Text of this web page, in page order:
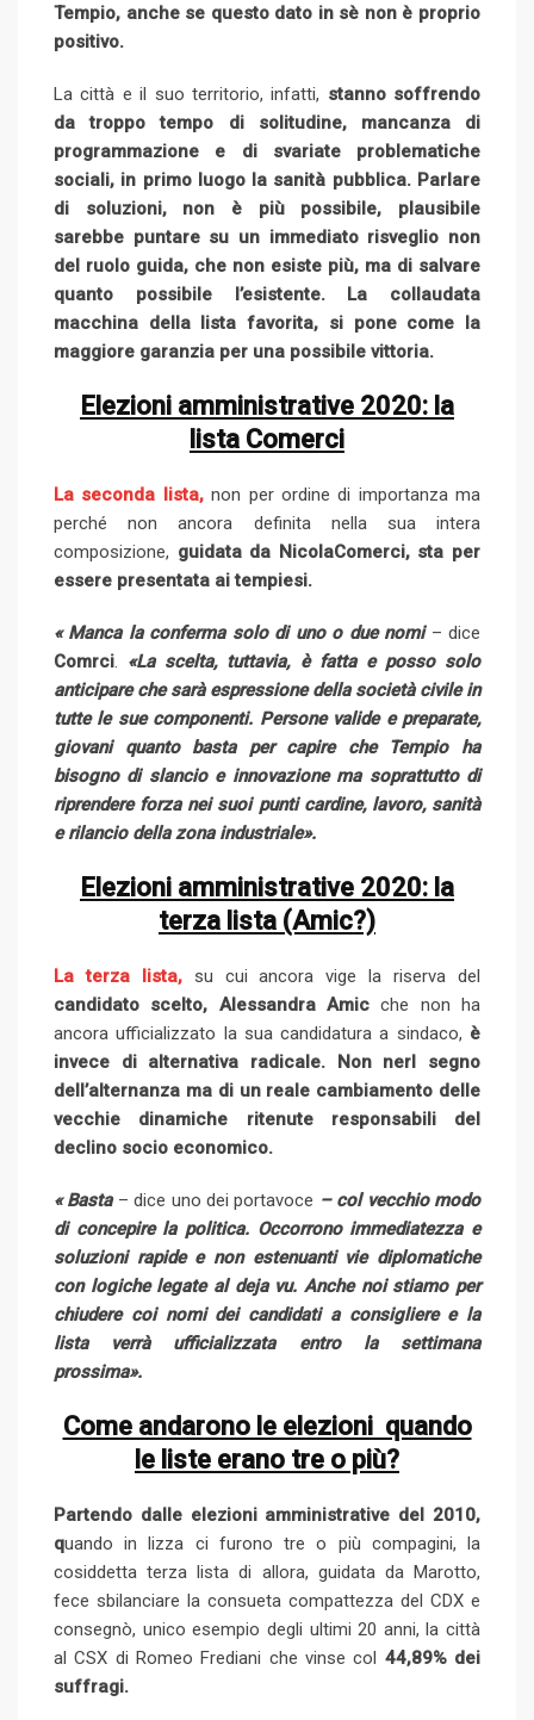
Tempio, anche se questo dato in sè non è proprio
positivo.
La città e il suo territorio, infatti, stanno soffrendo
da troppo tempo di solitudine, mancanza di
programmazione e di svariate problematiche
sociali, in primo luogo la sanità pubblica. Parlare
di soluzioni, non è più possibile, plausibile
sarebbe puntare su un immediato risveglio non
del ruolo guida, che non esiste più, ma di salvare
quanto possibile l’esistente. La collaudata
macchina della lista favorita, si pone come la
maggiore garanzia per una possibile vittoria.
Elezioni amministrative 2020: la
lista Comerci
La seconda lista, non per ordine di importanza ma
perché non ancora definita nella sua intera
composizione, guidata da NicolaComerci, sta per
essere presentata ai tempiesi.
« Manca la conferma solo di uno o due nomi – dice
Comrci. «La scelta, tuttavia, è fatta e posso solo
anticipare che sarà espressione della società civile in
tutte le sue componenti. Persone valide e preparate,
giovani quanto basta per capire che Tempio ha
bisogno di slancio e innovazione ma soprattutto di
riprendere forza nei suoi punti cardine, lavoro, sanità
e rilancio della zona industriale».
Elezioni amministrative 2020: la
terza lista (Amic?)
La terza lista,
su cui ancora vige la riserva del
candidato scelto, Alessandra Amic che non ha
ancora ufficializzato la sua candidatura a sindaco, è
invece di alternativa radicale. Non nerl segno
dell’alternanza ma di un reale cambiamento delle
vecchie dinamiche ritenute responsabili del
declino socio economico.
« Basta– dice uno dei portavoce – col vecchio modo
di concepire la politica. Occorrono immediatezza e
soluzioni rapide e non estenuanti vie diplomatiche
con logiche legate al deja vu. Anche noi stiamo per
chiudere coi nomi dei candidati a consigliere e la
lista verrà ufficializzata entro la settimana
prossima».
Come andarono le elezioni quando
le liste erano tre o più?
Partendo dalle elezioni amministrative del 2010,
quando in lizza ci furono tre o più compagini, la
cosiddetta terza lista di allora, guidata da Marotto,
fece sbilanciare la consueta compattezza del CDX e
consegnò, unico esempio degli ultimi 20 anni, la città
al CSX di Romeo Frediani che vinse col 44,89% dei
suffragi.